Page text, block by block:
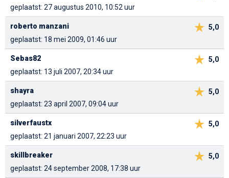
geplaatst: 27 augustus 2010, 10:52 uur
5,0
roberto manzani
geplaatst: 18 mei 2009, 01:46 uur
5,0
Sebas82
geplaatst: 13 juli 2007, 20:34 uur
5,0
shayra
geplaatst: 23 april 2007, 09:04 uur
5,0
silverfaustx
geplaatst: 21 januari 2007, 22:23 uur
5,0
skillbreaker
geplaatst: 24 september 2008, 17:38 uur